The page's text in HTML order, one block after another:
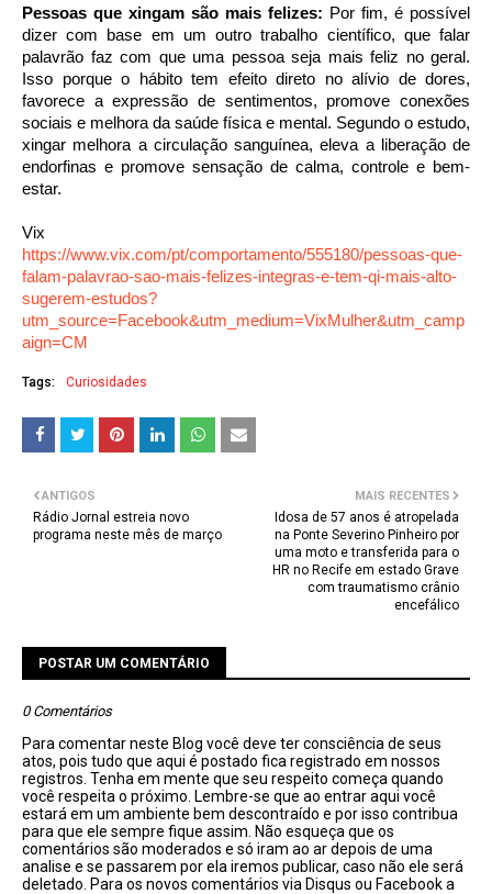
Pessoas que xingam são mais felizes: Por fim, é possível
dizer com base em um outro trabalho científico, que falar
palavrão faz com que uma pessoa seja mais feliz no geral.
Isso porque o hábito tem efeito direto no alívio de dores,
favorece a expressão de sentimentos, promove conexões
sociais e melhora da saúde física e mental. Segundo o estudo,
xingar melhora a circulação sanguínea, eleva a liberação de
endorfinas e promove sensação de calma, controle e bem-
estar.
Vix
https://www.vix.com/pt/comportamento/555180/pessoas-que-
falam-palavrao-sao-mais-felizes-integras-e-tem-qi-mais-alto-
sugerem-estudos?
utm_source=Facebook&utm_medium=VixMulher&utm_camp
aign=CM
Tags: Curiosidades
MAIS RECENTES
Idosa de 57 anos é atropelada
na Ponte Severino Pinheiro por
uma moto e transferida para o
HR no Recife em estado Grave
com traumatismo crânio
encefálico
ANTIGOS
Rádio Jornal estreia novo
programa neste mês de março
POSTAR UM COMENTÁRIO
0 Comentários
Para comentar neste Blog você deve ter consciência de seus
atos, pois tudo que aqui é postado fica registrado em nossos
registros. Tenha em mente que seu respeito começa quando
você respeita o próximo. Lembre-se que ao entrar aqui você
estará em um ambiente bem descontraído e por isso contribua
para que ele sempre fique assim. Não esqueça que os
comentários são moderados e só iram ao ar depois de uma
analise e se passarem por ela iremos publicar, caso não ele será
deletado. Para os novos comentários via Disqus ou Facebook a